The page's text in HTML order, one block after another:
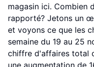
magasin ici. Combien
rapporté? Jetons un
et voyons ce que les
semaine du 19 au 25
chiffre d'affaires total
une augmentation de